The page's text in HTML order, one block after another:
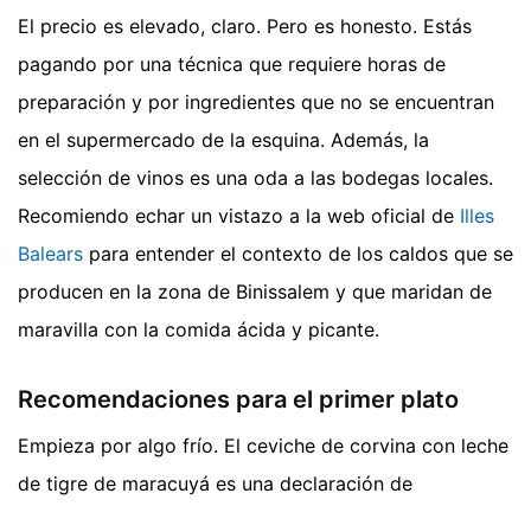
El precio es elevado, claro. Pero es honesto. Estás
pagando por una técnica que requiere horas de
preparación y por ingredientes que no se encuentran
en el supermercado de la esquina. Además, la
selección de vinos es una oda a las bodegas locales.
Recomiendo echar un vistazo a la web oficial de Illes
Balears para entender el contexto de los caldos que se
producen en la zona de Binissalem y que maridan de
maravilla con la comida ácida y picante.
Recomendaciones para el primer plato
Empieza por algo frío. El ceviche de corvina con leche
de tigre de maracuyá es una declaración de